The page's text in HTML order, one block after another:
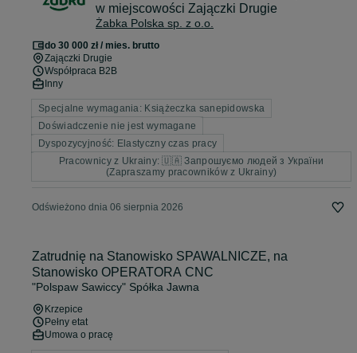
w miejscowości Zajączki Drugie
Żabka Polska sp. z o.o.
do 30 000 zł / mies. brutto
Zajączki Drugie
Współpraca B2B
Inny
Specjalne wymagania: Książeczka sanepidowska
Doświadczenie nie jest wymagane
Dyspozycyjność: Elastyczny czas pracy
Pracownicy z Ukrainy: 🇺🇦 Запрошуємо людей з України
(Zapraszamy pracowników z Ukrainy)
Odświeżono dnia 06 sierpnia 2026
Zatrudnię na Stanowisko SPAWALNICZE, na
Stanowisko OPERATORA CNC
"Polspaw Sawiccy" Spółka Jawna
Krzepice
Pełny etat
Umowa o pracę